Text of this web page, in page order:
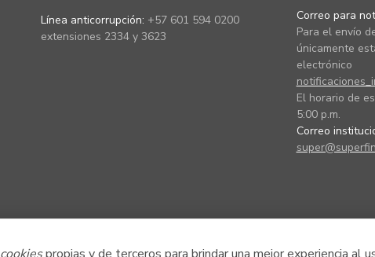
Línea anticorrupción: +57 601 594 0200
extensiones 2334 y 3623
Correo para
Para el envío
únicamente
electrónico
El horario de
5:00 p.m.
Correo